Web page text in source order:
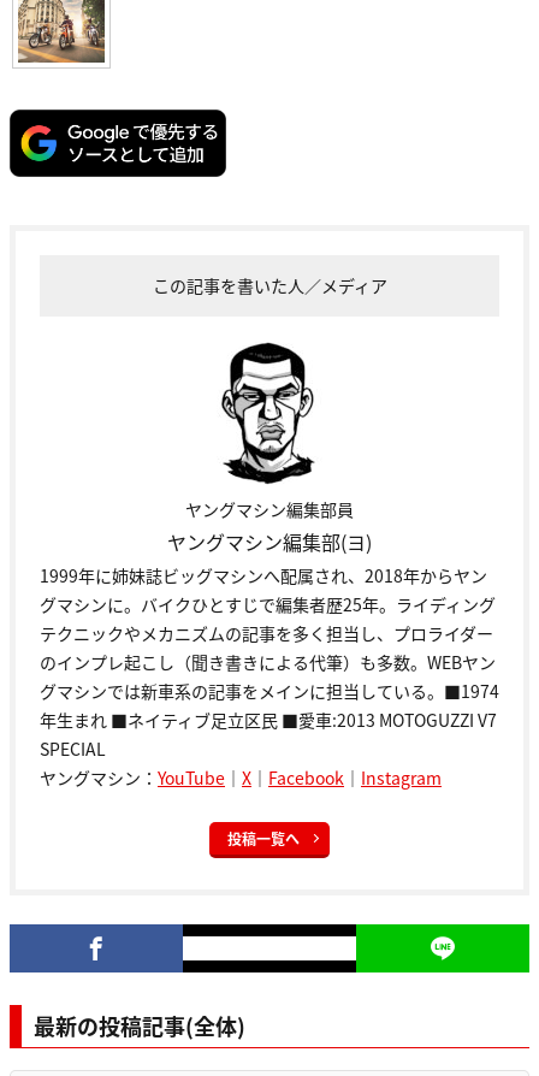
この記事を書いた人／メディア
ヤングマシン編集部員
ヤングマシン編集部(ヨ)
1999年に姉妹誌ビッグマシンへ配属され、2018年からヤン
グマシンに。バイクひとすじで編集者歴25年。ライディング
テクニックやメカニズムの記事を多く担当し、プロライダー
のインプレ起こし（聞き書きによる代筆）も多数。WEBヤン
グマシンでは新車系の記事をメインに担当している。■1974
年生まれ ■ネイティブ足立区民 ■愛車:2013 MOTOGUZZI V7
SPECIAL
ヤングマシン： YouTube ｜ X ｜ Facebook ｜ Instagram
投稿一覧へ
最新の投稿記事(全体)